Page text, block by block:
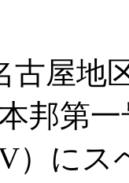
古屋地
邦第
）にス